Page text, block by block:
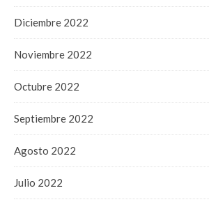
Diciembre 2022
Noviembre 2022
Octubre 2022
Septiembre 2022
Agosto 2022
Julio 2022